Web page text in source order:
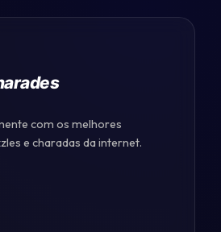
com os melhores
e charadas da internet.